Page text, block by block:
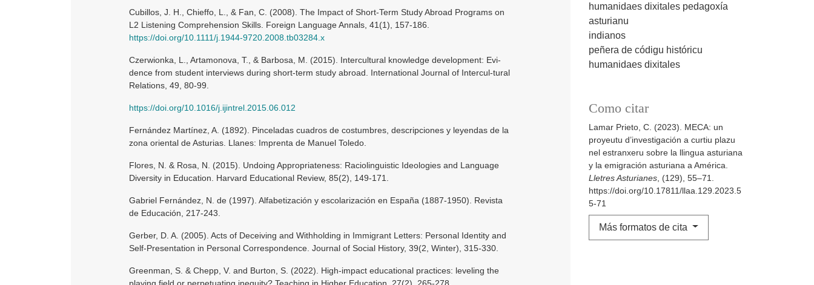
humanidaes dixitales pedagoxía
asturianu
indianos
peñera de códigu históricu
humanidaes dixitales
Como citar
Lamar Prieto, C. (2023). MECA: un
proyeutu d’investigación a curtiu plazu
nel estranxeru sobre la llingua asturiana
y la emigración asturiana a América.
Lletres Asturianes , (129), 55–71.
https://doi.org/10.17811/llaa.129.2023.5
5-71
Más formatos de cita
Cubillos, J. H., Chieffo, L., & Fan, C. (2008). The Impact of Short-Term Study Abroad Programs on
L2 Listening Comprehension Skills. Foreign Language Annals, 41(1), 157-186.
https://doi.org/10.1111/j.1944-9720.2008.tb03284.x
Czerwionka, L., Artamonova, T., & Barbosa, M. (2015). Intercultural knowledge development: Evi-
dence from student interviews during short-term study abroad. International Journal of Intercul-tural
Relations, 49, 80-99.
https://doi.org/10.1016/j.ijintrel.2015.06.012
Fernández Martínez, A. (1892). Pinceladas cuadros de costumbres, descripciones y leyendas de la
zona oriental de Asturias. Llanes: Imprenta de Manuel Toledo.
Flores, N. & Rosa, N. (2015). Undoing Appropriateness: Raciolinguistic Ideologies and Language
Diversity in Education. Harvard Educational Review, 85(2), 149-171.
Gabriel Fernández, N. de (1997). Alfabetización y escolarización en España (1887-1950). Revista
de Educación, 217-243.
Gerber, D. A. (2005). Acts of Deceiving and Withholding in Immigrant Letters: Personal Identity and
Self-Presentation in Personal Correspondence. Journal of Social History, 39(2, Winter), 315-330.
Greenman, S. & Chepp, V. and Burton, S. (2022). High-impact educational practices: leveling the
playing field or perpetuating inequity? Teaching in Higher Education, 27(2), 265-278.